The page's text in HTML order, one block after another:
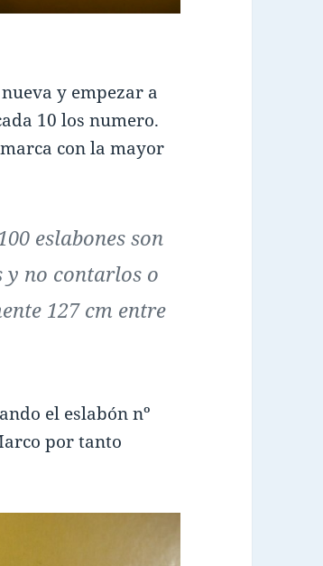
y empezar a
10 los numero.
con la mayor
eslabones son
y no contarlos o
127 cm entre
el eslabón nº
por tanto